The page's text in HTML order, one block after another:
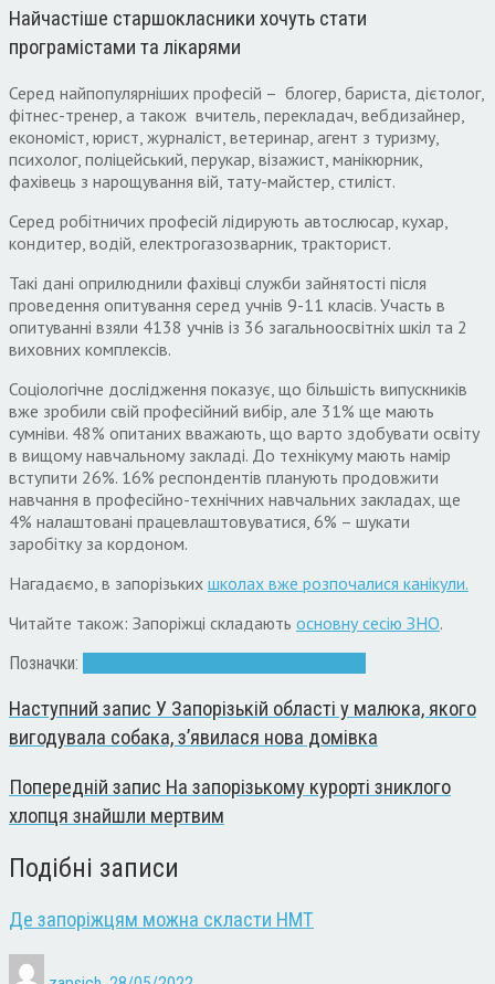
Найчастіше старшокласники хочуть стати
програмістами та лікарями
Серед найпопулярніших професій – блогер, бариста, дієтолог,
фітнес-тренер, а також вчитель, перекладач, вебдизайнер,
економіст, юрист, журналіст, ветеринар, агент з туризму,
психолог, поліцейський, перукар, візажист, манікюрник,
фахівець з нарощування вій, тату-майстер, стиліст.
Серед робітничих професій лідирують автослюсар, кухар,
кондитер, водій, електрогазозварник, тракторист.
Такі дані оприлюднили фахівці служби зайнятості після
проведення опитування серед учнів 9-11 класів. Участь в
опитуванні взяли 4138 учнів із 36 загальноосвітніх шкіл та 2
виховних комплексів.
Соціологічне дослідження показує, що більшість випускників
вже зробили свій професійний вибір, але 31% ще мають
сумніви. 48% опитаних вважають, що варто здобувати освіту
в вищому навчальному закладі. До технікуму мають намір
вступити 26%. 16% респондентів планують продовжити
навчання в професійно-технічних навчальних закладах, ще
4% налаштовані працевлаштовуватися, 6% – шукати
заробітку за кордоном.
Нагадаємо, в запорізьких школах вже розпочалися канікули.
Читайте також: Запоріжці складають основну сесію ЗНО.
Позначки:
Наступний запис У Запорізькій області у малюка, якого
вигодувала собака, з’явилася нова домівка
Попередній запис На запорізькому курорті зниклого
хлопця знайшли мертвим
Подібні записи
Де запоріжцям можна скласти НМТ